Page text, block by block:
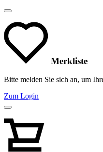
Merkliste
Bitte melden Sie sich an, um
Zum Login